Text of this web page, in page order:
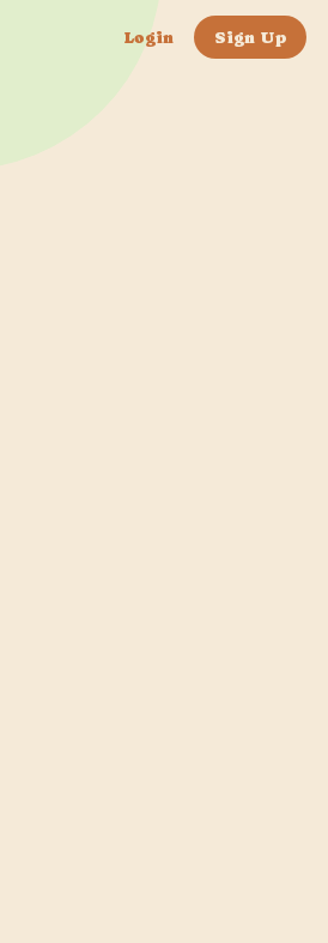
Login Sign Up